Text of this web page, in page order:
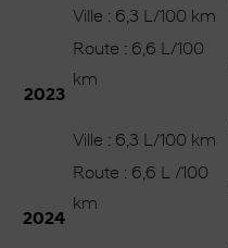
Ville : 6,3 L/100 km
2023
Route : 6,6 L/100
km
Ville : 6,3 L/100 km
2024
Route : 6,6 L /100
km